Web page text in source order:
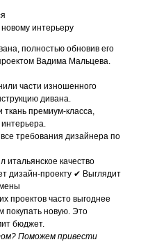
интерьеру
полностью обновив его
Вадима Мальцева.
части изношенного
дивана.
ткань премиум-класса,
требования дизайнера по
качество
дизайн-проекту ✔ Выглядит
проектов часто выгоднее
покупать новую. Это
бюджет.
Поможем привести